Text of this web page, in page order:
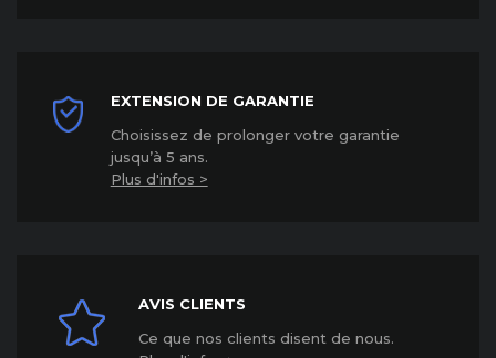
EXTENSION DE GARANTIE
Choisissez de prolonger votre garantie
jusqu’à 5 ans.
Plus d'infos >
AVIS CLIENTS
Ce que nos clients disent de nous.